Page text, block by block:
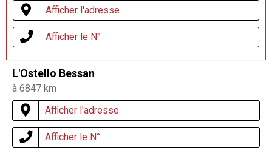
Afficher l'adresse
Afficher le N°
L'Ostello Bessan
à 6847 km
Afficher l'adresse
Afficher le N°